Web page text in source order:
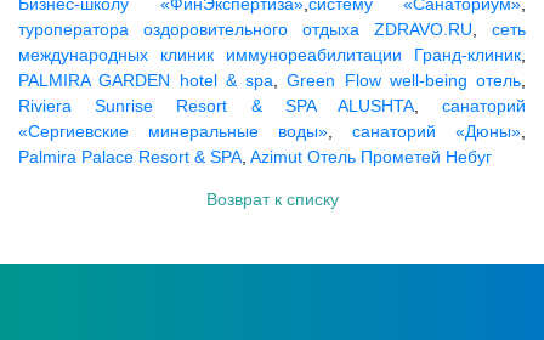
туроператора оздоровительного отдыха ZDRAVO.RU
сеть
международных клиник иммунореабилитации Гранд-клиник
PALMIRA GARDEN hotel & spa ,Green Flow well-being отель
Riviera Sunrise Resort & SPA ALUSHTA,санаторий
«Сергиевские минеральные воды»
санаторий «Дюны»
Palmira Palace Resort & SPA Azimut Отель Прометей Небуг
Возврат к списку